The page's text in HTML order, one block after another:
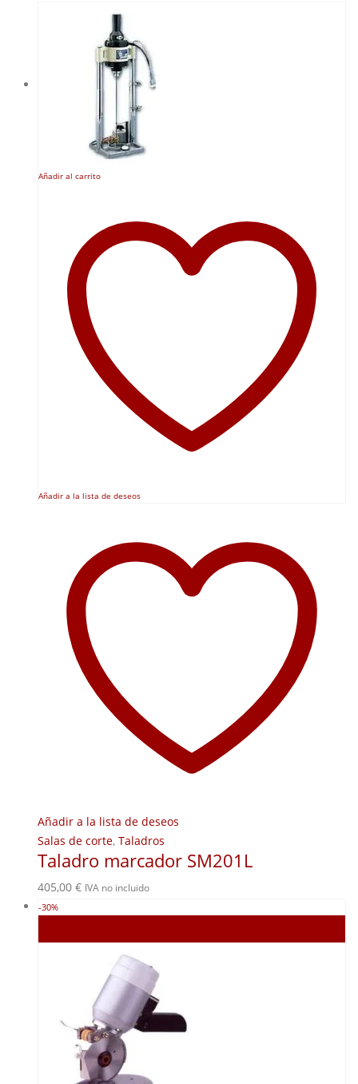
Añadir al carrito
Añadir a la lista de deseos
Añadir a la lista de deseos
Salas de corte, Taladros
Taladro marcador SM201L
405,00 € IVA no incluido
-30%